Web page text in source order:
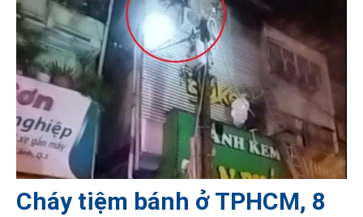
Cháy tiệm bánh ở TPHCM, 8